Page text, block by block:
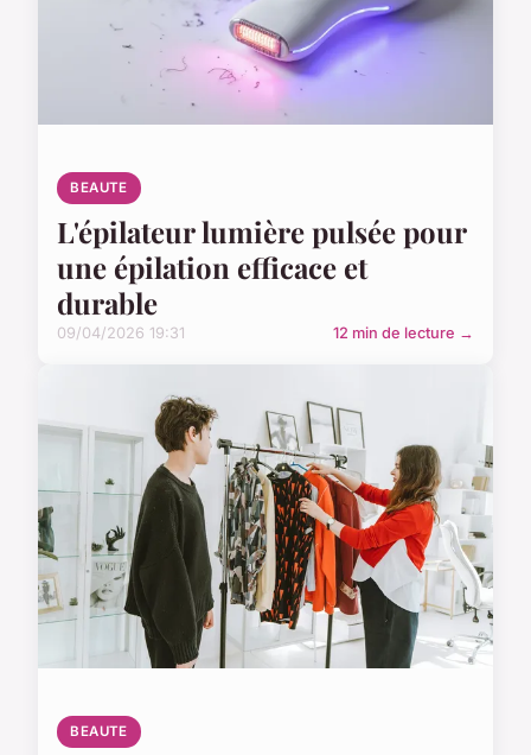
BEAUTE
L'épilateur lumière pulsée pour
une épilation efficace et
durable
09/04/2026 19:31 12 min de lecture →
BEAUTE